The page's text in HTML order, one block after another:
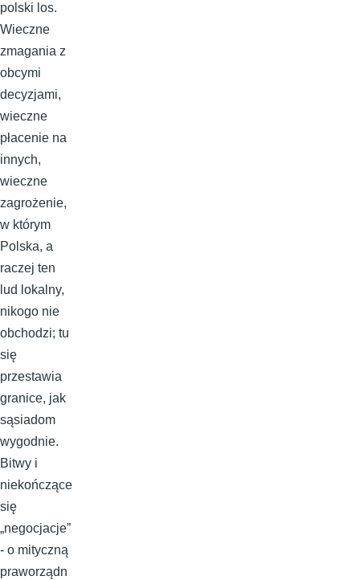
polski los.
Wieczne
zmagania z
obcymi
decyzjami,
wieczne
płacenie na
innych,
wieczne
zagrożenie,
w którym
Polska, a
raczej ten
lud lokalny,
nikogo nie
obchodzi; tu
się
przestawia
granice, jak
sąsiadom
wygodnie.
Bitwy i
niekończące
się
„negocjacje”
- o mityczną
praworządn